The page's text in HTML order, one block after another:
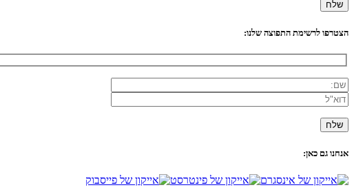
הצטרפו לרשימת התפוצה שלנו:
אנחנו גם כאן: